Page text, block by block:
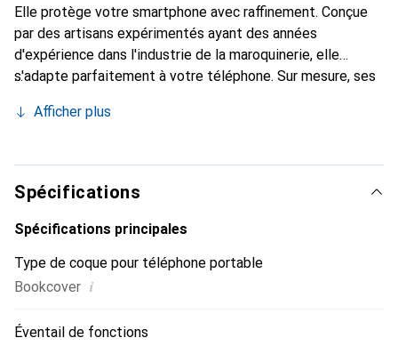
Elle protège votre smartphone avec raffinement. Conçue
par des artisans expérimentés ayant des années
d'expérience dans l'industrie de la maroquinerie, elle
s'adapte parfaitement à votre téléphone. Sur mesure, ses
peau. Elle devient un accessoire chic et indispensable pour
produits de haute qualité, la marque Noreve est un choix
fiable pour une clientèle exigeante.
Afficher plus
Spécifications
Spécifications principales
Type de coque pour téléphone portable
Bookcover i
Éventail de fonctions